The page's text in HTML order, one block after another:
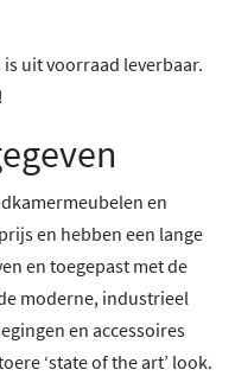
uit voorraad leverbaar.
en
en hebben een lange
en toegepast met de
moderne, industrieel
en accessoires
‘state of the art’ look.